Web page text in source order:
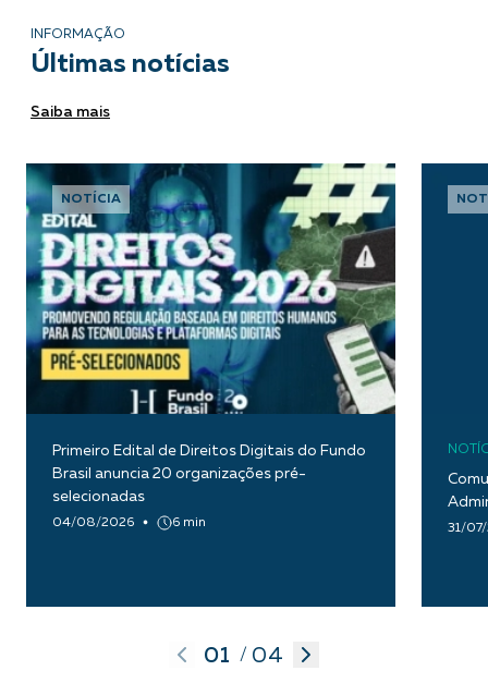
INFORMAÇÃO
Últimas notícias
Saiba mais
NOTÍCIA
Primeiro Edital de Direitos Digitais do Fundo
Brasil anuncia 20 organizações pré-
selecionadas
04/08/2026 6 min 31/
01 / 04